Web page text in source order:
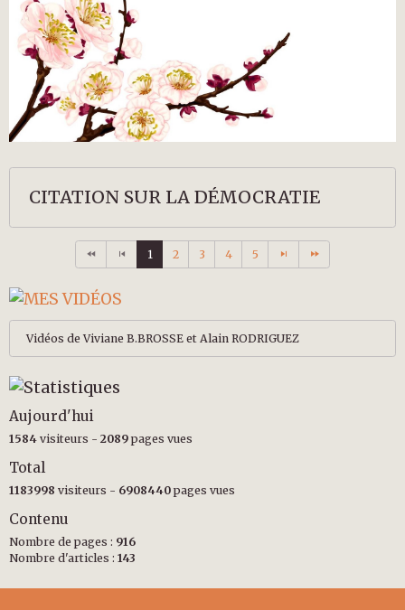
CITATION SUR LA DÉMOCRATIE
1 2 3 4 5
Vidéos de Viviane B.BROSSE et Alain RODRIGUEZ
Aujourd'hui
1584 visiteurs - 2089 pages vues
Total
1183998 visiteurs - 6908440 pages vues
Contenu
Nombre de pages : 916
Nombre d'articles : 143